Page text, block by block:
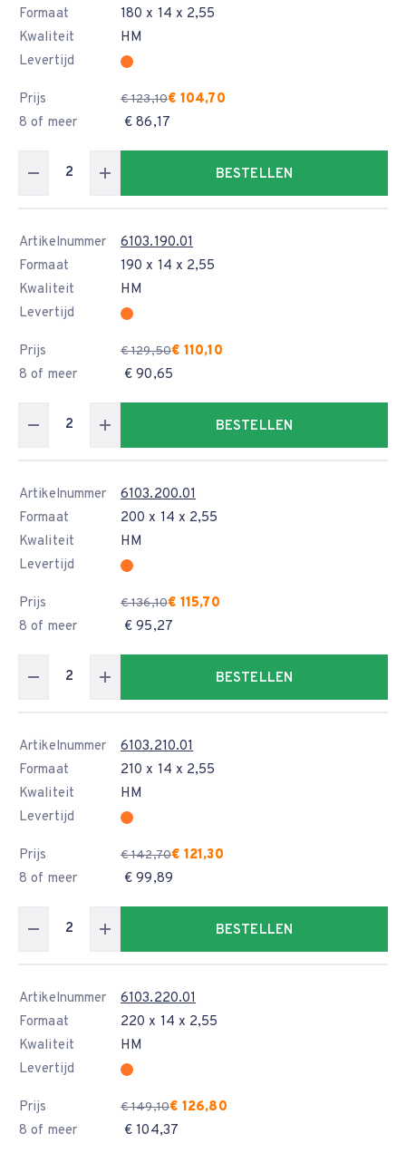
Formaat
180 x 14 x 2,55
Kwaliteit
HM
Levertijd
Prijs € 123,10€ 104,70
8 of meer
€ 86,17
BESTELLEN
Artikelnummer
6103.190.01
Formaat
190 x 14 x 2,55
Kwaliteit
HM
Levertijd
Prijs € 129,50€ 110,10
8 of meer
€ 90,65
BESTELLEN
Artikelnummer
6103.200.01
Formaat
200 x 14 x 2,55
Kwaliteit
HM
Levertijd
Prijs € 136,10€ 115,70
8 of meer
€ 95,27
BESTELLEN
Artikelnummer
6103.210.01
Formaat
210 x 14 x 2,55
Kwaliteit
HM
Levertijd
Prijs € 142,70€ 121,30
8 of meer
€ 99,89
BESTELLEN
Artikelnummer
6103.220.01
Formaat
220 x 14 x 2,55
Kwaliteit
HM
Levertijd
Prijs € 149,10€ 126,80
8 of meer
€ 104,37